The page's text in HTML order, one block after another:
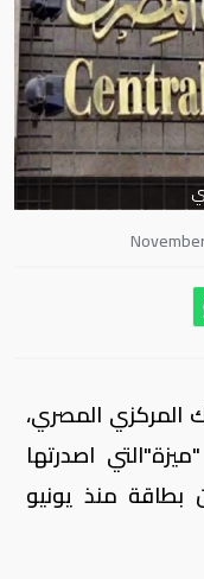
المركزي المصري،
اصدرتها
بلغت ٣.٢ مليون بطاقة منذ يونيو